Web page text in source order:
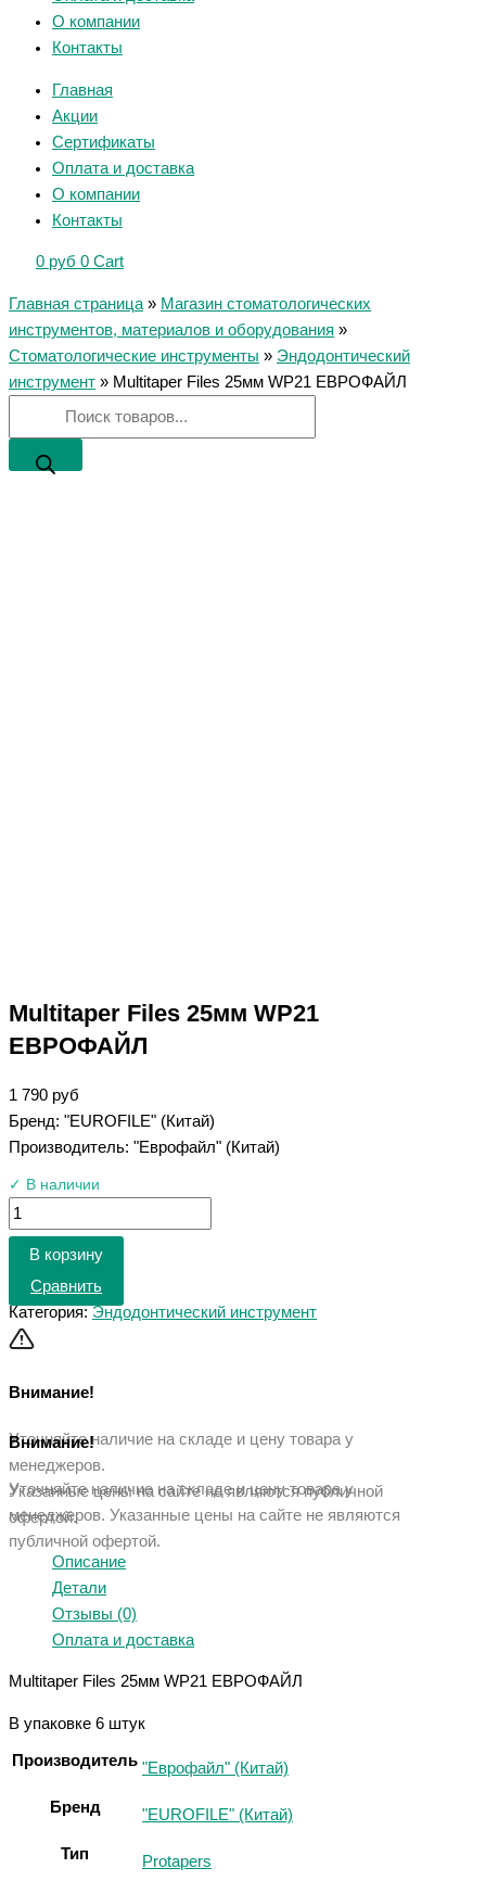
О компании
Контакты
Главная
Акции
Сертификаты
Оплата и доставка
О компании
Контакты
0 руб 0 Cart
Главная страница » Магазин стоматологических
инструментов, материалов и оборудования »
Стоматологические инструменты » Эндодонтический
инструмент » Multitaper Files 25мм WP21 ЕВРОФАЙЛ
Multitaper Files 25мм WP21
ЕВРОФАЙЛ
1 790 руб
Бренд: "EUROFILE" (Китай)
Производитель: "Еврофайл" (Китай)
✓ В наличии
В корзину
Сравнить
Категория: Эндодонтический инструмент
Внимание!
Уточняйте наличие на складе и цену товара у
менеджеров.
Указанные цены на сайте не являются публичной
офертой.
Внимание!
Уточняйте наличие на складе и цену товара у
менеджеров. Указанные цены на сайте не являются
публичной офертой.
Описание
Детали
Отзывы (0)
Оплата и доставка
Multitaper Files 25мм WP21 ЕВРОФАЙЛ
В упаковке 6 штук
Производитель "Еврофайл" (Китай)
Бренд "EUROFILE" (Китай)
Тип Protapers